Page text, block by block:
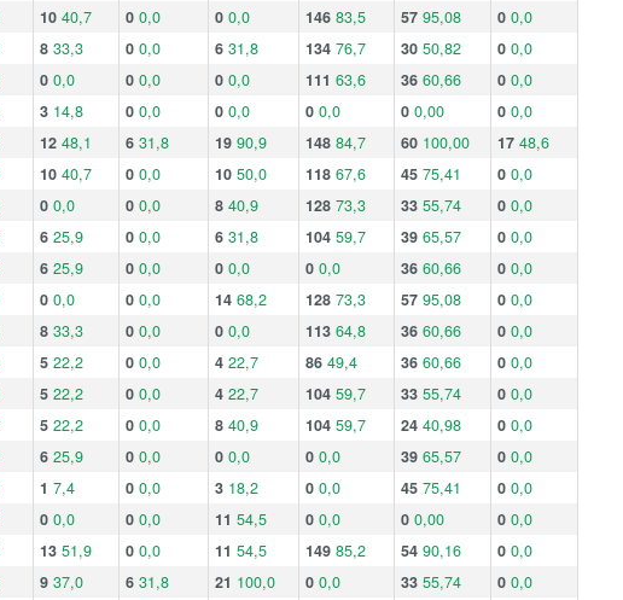
10 40,7 0 0,0 0 0,0 146 83,5 57 95,08 0 0,0
8 33,3 0 0,0 6 31,8 134 76,7 30 50,82 0 0,0
0 0,0 0 0,0 0 0,0 111 63,6 36 60,66 0 0,0
3 14,8 0 0,0 0 0,0 0 0,0 0 0,00 0 0,0
12 48,1 6 31,8 19 90,9 148 84,7 60 100,00 17 48,6
10 40,7 0 0,0 10 50,0 118 67,6 45 75,41 0 0,0
0 0,0 0 0,0 8 40,9 128 73,3 33 55,74 0 0,0
6 25,9 0 0,0 6 31,8 104 59,7 39 65,57 0 0,0
6 25,9 0 0,0 0 0,0 0 0,0 36 60,66 0 0,0
0 0,0 0 0,0 14 68,2 128 73,3 57 95,08 0 0,0
8 33,3 0 0,0 0 0,0 113 64,8 36 60,66 0 0,0
5 22,2 0 0,0 4 22,7 86 49,4 36 60,66 0 0,0
5 22,2 0 0,0 4 22,7 104 59,7 33 55,74 0 0,0
5 22,2 0 0,0 8 40,9 104 59,7 24 40,98 0 0,0
6 25,9 0 0,0 0 0,0 0 0,0 39 65,57 0 0,0
1 7,4 0 0,0 3 18,2 0 0,0 45 75,41 0 0,0
0 0,0 0 0,0 11 54,5 0 0,0 0 0,00 0 0,0
13 51,9 0 0,0 11 54,5 149 85,2 54 90,16 0 0,0
9 37,0 6 31,8 21 100,0 0 0,0 33 55,74 0 0,0